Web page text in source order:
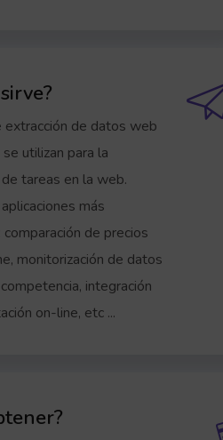
extracción de datos web
utilizan para la
tareas en la web.
más
de precios
monitorización de datos
integración
on-line, etc ...